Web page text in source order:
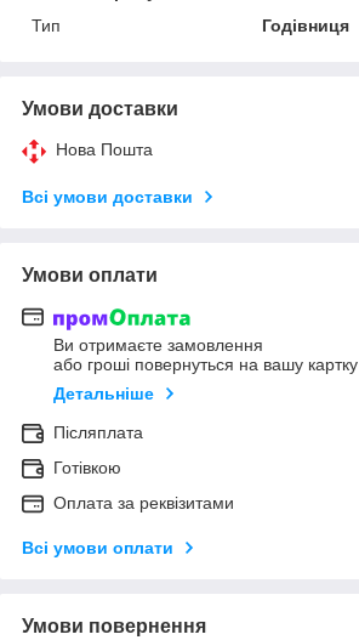
Тип
Годівниця
Умови доставки
Нова Пошта
Всі умови доставки
Умови оплати
Ви отримаєте замовлення
або гроші повернуться на вашу картку
Детальніше
Післяплата
Готівкою
Оплата за реквізитами
Всі умови оплати
Умови повернення